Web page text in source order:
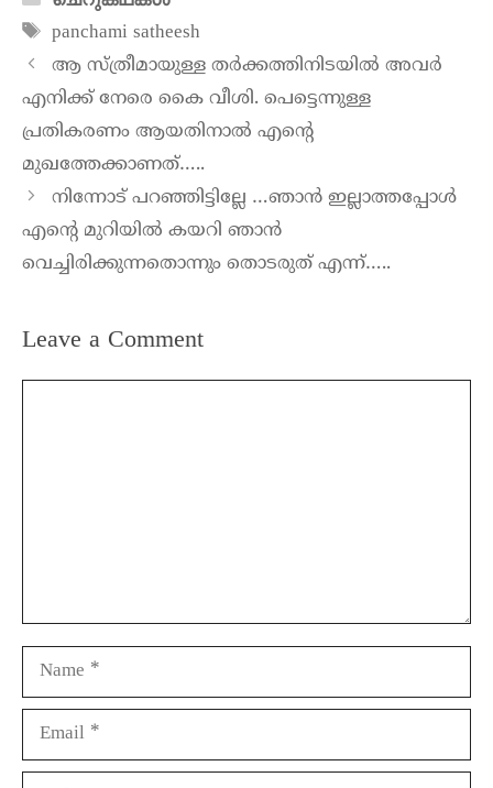
panchami satheesh
ആ സ്ത്രീമായുള്ള തർക്കത്തിനിടയിൽ അവർ
എനിക്ക് നേരെ കൈ വീശി. പെട്ടെന്നുള്ള
പ്രതികരണം ആയതിനാൽ എന്റെ
മുഖത്തേക്കാണത്…..
നിന്നോട് പറഞ്ഞിട്ടില്ലേ …ഞാൻ ഇല്ലാത്തപ്പോൾ
എന്റെ മുറിയിൽ കയറി ഞാൻ
വെച്ചിരിക്കുന്നതൊന്നും തൊടരുത് എന്ന്…..
Leave a Comment